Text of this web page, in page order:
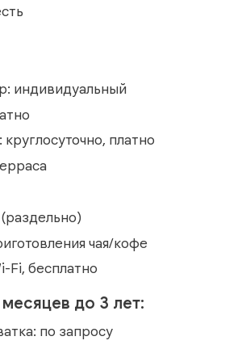
индивидуальный
платно
чая/кофе
Fi, бесплатно
до 3 лет:
по запросу